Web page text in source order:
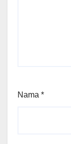
Nama *